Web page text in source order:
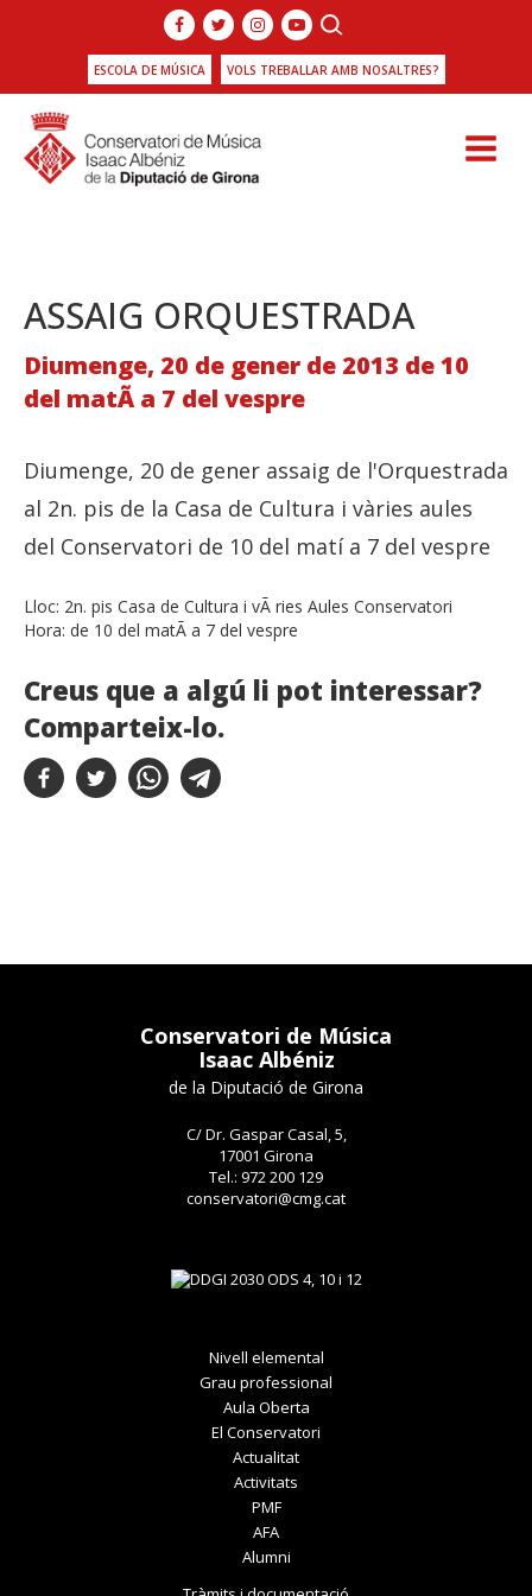
ESCOLA DE MÚSICA VOLS TREBALLAR AMB NOSALTRES?
ASSAIG ORQUESTRADA
Diumenge, 20 de gener de 2013 de 10
del matÃ­ a 7 del vespre
Diumenge, 20 de gener assaig de l'Orquestrada
al 2n. pis de la Casa de Cultura i vàries aules
del Conservatori de 10 del matí a 7 del vespre
Lloc: 2n. pis Casa de Cultura i vÃ ries Aules Conservatori
Hora: de 10 del matÃ­ a 7 del vespre
Creus que a algú li pot interessar?
Comparteix-lo.
Conservatori de Música
Isaac Albéniz
de la Diputació de Girona
C/ Dr. Gaspar Casal, 5,
17001 Girona
Tel.: 972 200 129
conservatori@cmg.cat
Nivell elemental
Grau professional
Aula Oberta
El Conservatori
Actualitat
Activitats
PMF
AFA
Alumni